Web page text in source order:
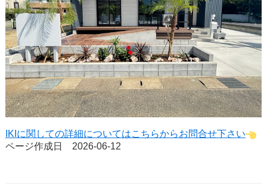
IKIに関しての詳細についてはこちらからお問合せ下さい
ページ作成日 2026-06-12